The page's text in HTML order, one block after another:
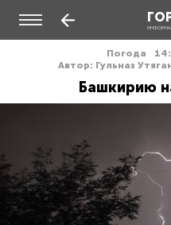
Погода
Автор: Гульназ
Башкирию